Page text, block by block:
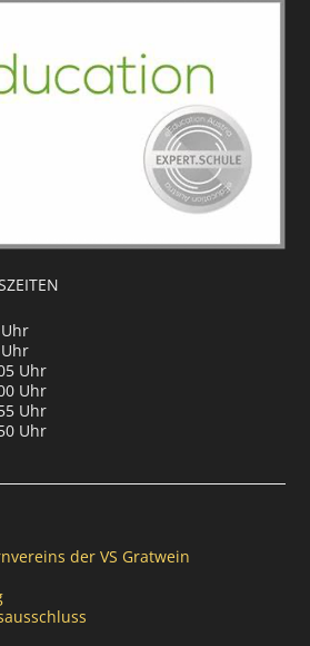
Uhr
Uhr
Uhr
Uhr
der VS Gratwein